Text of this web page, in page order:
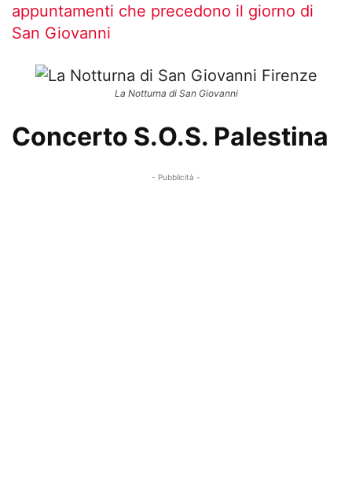
appuntamenti che precedono il giorno di
San Giovanni
La Notturna di San Giovanni
Concerto S.O.S. Palestina
- Pubblicità -